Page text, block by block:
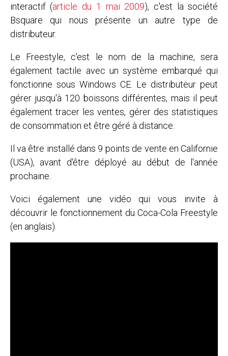
interactif (article du 1 mai 2009), c'est la société
Bsquare qui nous présente un autre type de
distributeur.
Le Freestyle, c'est le nom de la machine, sera
également tactile avec un système embarqué qui
fonctionne sous Windows CE. Le distributeur peut
gérer jusqu'à 120 boissons différentes, mais il peut
également tracer les ventes, gérer des statistiques
de consommation et être géré à distance.
Il va être installé dans 9 points de vente en Californie
(USA), avant d'être déployé au début de l'année
prochaine.
Voici également une vidéo qui vous invite à
découvrir le fonctionnement du Coca-Cola Freestyle
(en anglais).